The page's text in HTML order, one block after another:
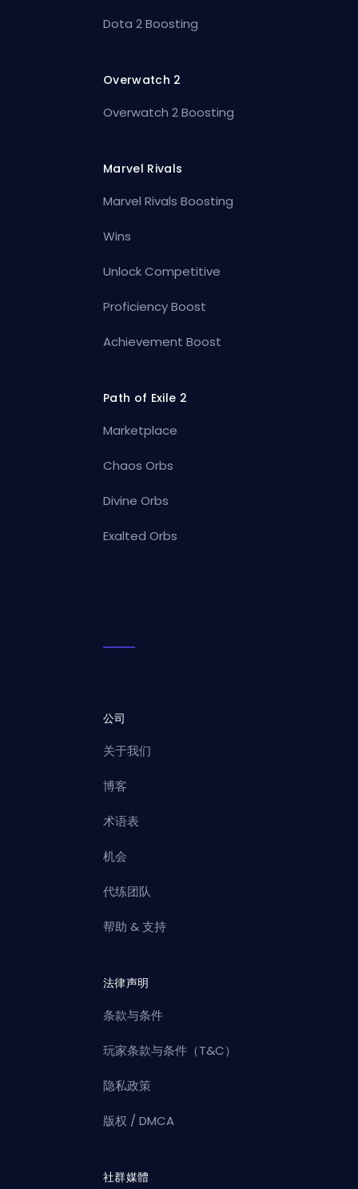
Dota 2 Boosting
Overwatch 2
Overwatch 2 Boosting
Marvel Rivals
Marvel Rivals Boosting
Wins
Unlock Competitive
Proficiency Boost
Achievement Boost
Path of Exile 2
Marketplace
Chaos Orbs
Divine Orbs
Exalted Orbs
公司
关于我们
博客
术语表
机会
代练团队
帮助 & 支持
法律声明
条款与条件
玩家条款与条件（T&C）
隐私政策
版权 / DMCA
社群媒體